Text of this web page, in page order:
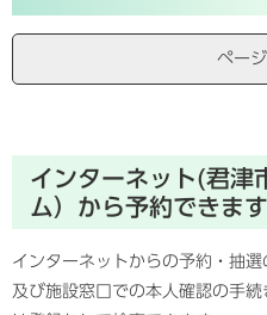
ペー
インターネット(君津
ム）から予約できます
インターネットからの予約・抽
及び施設窓口での本人確認の手